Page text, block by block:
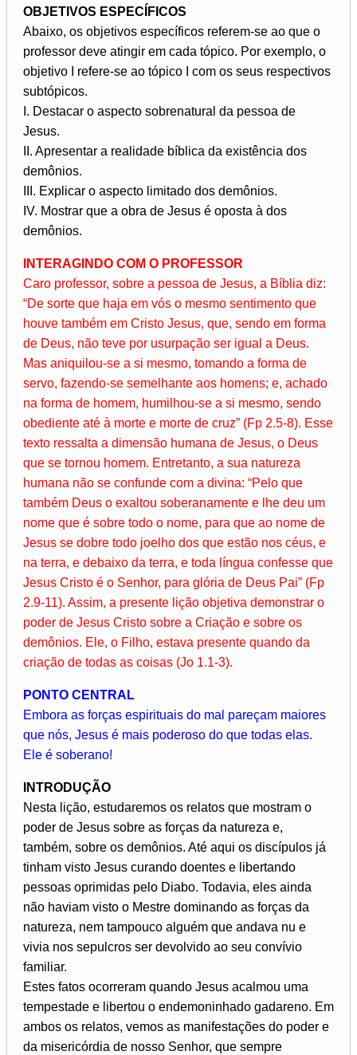
OBJETIVOS ESPECÍFICOS
Abaixo, os objetivos específicos referem-se ao que o
professor deve atingir em cada tópico. Por exemplo, o
objetivo I refere-se ao tópico I com os seus respectivos
subtópicos.
I. Destacar o aspecto sobrenatural da pessoa de
Jesus.
II. Apresentar a realidade bíblica da existência dos
demônios.
III. Explicar o aspecto limitado dos demônios.
IV. Mostrar que a obra de Jesus é oposta à dos
demônios.
INTERAGINDO COM O PROFESSOR
Caro professor, sobre a pessoa de Jesus, a Bíblia diz:
“De sorte que haja em vós o mesmo sentimento que
houve também em Cristo Jesus, que, sendo em forma
de Deus, não teve por usurpação ser igual a Deus.
Mas aniquilou-se a si mesmo, tomando a forma de
servo, fazendo-se semelhante aos homens; e, achado
na forma de homem, humilhou-se a si mesmo, sendo
obediente até à morte e morte de cruz” (Fp 2.5-8). Esse
texto ressalta a dimensão humana de Jesus, o Deus
que se tornou homem. Entretanto, a sua natureza
humana não se confunde com a divina: “Pelo que
também Deus o exaltou soberanamente e lhe deu um
nome que é sobre todo o nome, para que ao nome de
Jesus se dobre todo joelho dos que estão nos céus, e
na terra, e debaixo da terra, e toda língua confesse que
Jesus Cristo é o Senhor, para glória de Deus Pai” (Fp
2.9-11). Assim, a presente lição objetiva demonstrar o
poder de Jesus Cristo sobre a Criação e sobre os
demônios. Ele, o Filho, estava presente quando da
criação de todas as coisas (Jo 1.1-3).
PONTO CENTRAL
Embora as forças espirituais do mal pareçam maiores
que nós, Jesus é mais poderoso do que todas elas.
Ele é soberano!
INTRODUÇÃO
Nesta lição, estudaremos os relatos que mostram o
poder de Jesus sobre as forças da natureza e,
também, sobre os demônios. Até aqui os discípulos já
tinham visto Jesus curando doentes e libertando
pessoas oprimidas pelo Diabo. Todavia, eles ainda
não haviam visto o Mestre dominando as forças da
natureza, nem tampouco alguém que andava nu e
vivia nos sepulcros ser devolvido ao seu convívio
familiar.
Estes fatos ocorreram quando Jesus acalmou uma
tempestade e libertou o endemoninhado gadareno. Em
ambos os relatos, vemos as manifestações do poder e
da misericórdia de nosso Senhor, que sempre